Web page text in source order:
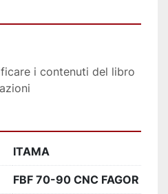
i contenuti del libro
ITAMA
FBF 70-90 CNC FAGOR